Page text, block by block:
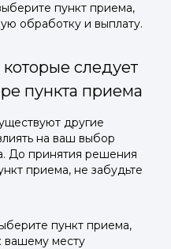
пункт приема,
обработку и выплату.
следует
пункта приема
другие
на ваш выбор
До принятия решения
приема, не забудьте
пункт приема,
вашему месту